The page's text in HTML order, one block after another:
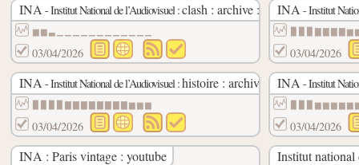
INA - Institut National de l’Audiovisuel :clash : archive : youtube
▆▆▃▁▁▁▁▁▁▁▁▁▁▁▁
03/04/2026
INA - Institut
03/04/2026
INA - Institut National de l’Audiovisuel :histoire : archive : youtube
▉▉▉▉▇▇▇▇▇▇▇▇▆▆▆
03/04/2026
INA - Institut
03/04/2026
INA : Paris vintage : youtube Institut national